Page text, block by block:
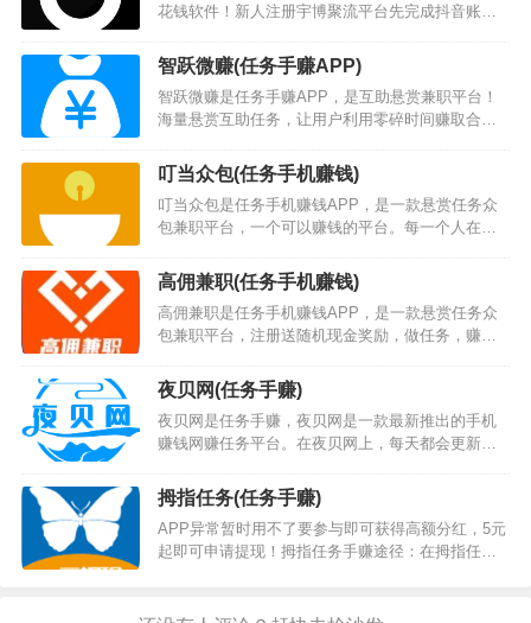
花钱软件！新人注册宇博聚流平台先完成抖音账号
教学，平台内提供了很多抖音直播任务，观看一分
钟左右就能获得5金币左右，100金币兑换1元，非常
简单撸零花钱的方式，感兴趣的可以试试！手赚途
径：在宇博聚流接简单任务（抖音任务）赚取银
币。宇博聚流下载地址：点击我下载宇博聚流APP
或者扫描下面的二维码下载。宇博聚流A…
智跃微赚(任务手赚APP)
智跃微赚是任务手赚APP，是互助悬赏兼职平台！
海量悬赏互助任务，让用户利用零碎时间赚取合理
成对应的悬赏，平台立即发放赏金，再也不用担心
拖欠和受骗。，全都是很简单的，基本没操作难
度，能让大家都轻松赚零花钱感兴趣的话就来下载
试试看吧！手赚途径：在智跃微赚接各种简单任务
（简单任务、下载任务、注册任务和应用试玩任务
等）赚取佣金。智跃微赚下载地址：点击我下载智
叮当众包(任务手机赚钱)
叮当众包是任务手机赚钱APP，是一款悬赏任务众
包兼职平台，一个可以赚钱的平台。每一个人在叮
平台发的任务，叮当快递就能轻松的获得现金奖
励…
高佣兼职(任务手机赚钱)
高佣兼职是任务手机赚钱APP，是一款悬赏任务众
包兼职平台，注册送随机现金奖励，做任务，赚赏
到手软。…
夜贝网(任务手赚)
夜贝网是任务手赚，夜贝网是一款最新推出的手机
赚钱网赚任务平台。在夜贝网上，每天都会更新超
成任务就可以轻松获得佣金。汇集试玩、看视频、
点赞、挂机等在内的多种赚钱任务，夜贝网不仅赚
钱任务类型繁多，而且夜贝网操作起来都很简单！
夜贝网手赚途径：在夜贝网接各种简单任务（微信
拇指任务(任务手赚)
APP异常暂时用不了要参与即可获得高额分红，5元
起即可申请提现！拇指任务手赚途径：在拇指任务
任务等）赚取佣金，还可以通过新游戏试玩来获取